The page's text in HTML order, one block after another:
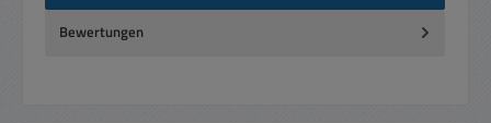
Bewertungen